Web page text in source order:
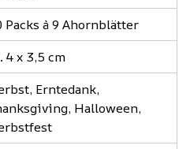
Packs à 9 Ahornblätter
4 x 3,5 cm
Erntedank,
Halloween,